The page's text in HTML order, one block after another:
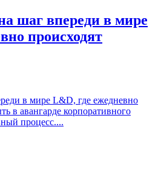
шаг впереди в мире
происходят
в мире L&D, где ежедневно
в авангарде корпоративного
процесс....